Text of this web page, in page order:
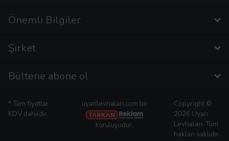
Önemli Bilgiler
Şirket
Bültene abone ol
* Tüm fiyatlar
KDV dahildir.
uyarilevhalari.com bir
kuruluşudur.
Copyright ©
2026 Uyarı
Levhaları. Tüm
hakları saklıdır.